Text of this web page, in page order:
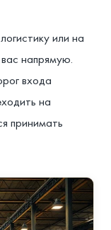
или на
напрямую.
входа
на
принимать